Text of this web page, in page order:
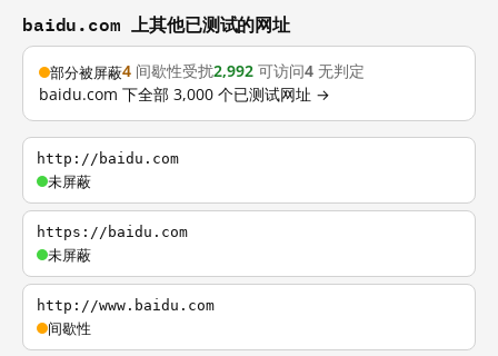
baidu.com 上其他已测试的网址
部分被屏蔽4 间歇性受扰2,992 可访问4 无判定
baidu.com 下全部 3,000 个已测试网址 →
http://baidu.com
未屏蔽
https://baidu.com
未屏蔽
http://www.baidu.com
间歇性